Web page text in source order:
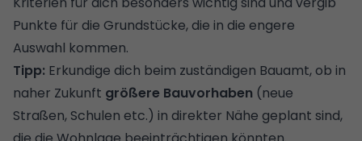
Punkte für die Grundstücke, die in die engere
Auswahl kommen.
Tipp: Erkundige dich beim zuständigen Bauamt, ob in
naher Zukunft größere Bauvorhaben (neue
Straßen, Schulen etc.) in direkter Nähe geplant sind,